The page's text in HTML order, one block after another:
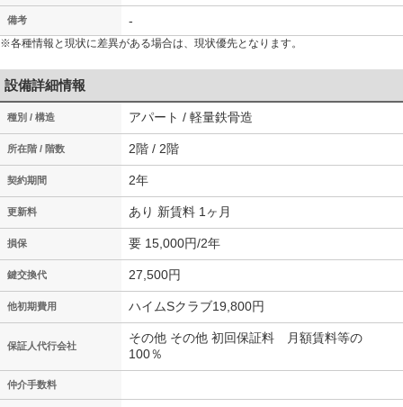
備考 -
※各種情報と現状に差異がある場合は、現状優先となります。
設備詳細情報
種別 / 構造 アパート / 軽量鉄骨造
所在階 / 階数 2階 / 2階
契約期間 2年
更新料 あり 新賃料 1ヶ月
損保 要 15,000円/2年
鍵交換代 27,500円
他初期費用 ハイムSクラブ19,800円
保証人代行会社
その他 その他 初回保証料 月額賃料等の
100％
仲介手数料